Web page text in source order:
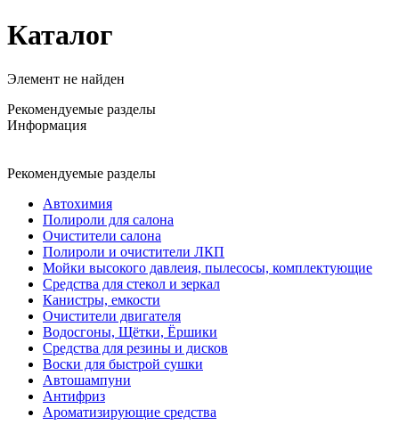
Каталог
Элемент не найден
Рекомендуемые разделы
Информация
Рекомендуемые разделы
Автохимия
Полироли для салона
Очистители салона
Полироли и очистители ЛКП
Мойки высокого давлеия, пылесосы, комплектующие
Средства для стекол и зеркал
Канистры, емкости
Очистители двигателя
Водосгоны, Щётки, Ёршики
Средства для резины и дисков
Воски для быстрой сушки
Автошампуни
Антифриз
Ароматизирующие средства